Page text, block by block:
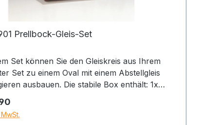
Prellbock-Gleis-Set
Set können Sie den Gleiskreis aus Ihrem
Set zu einem Oval mit einem Abstellgleis
ausbauen. Die stabile Box enthält: 1x
Gleis 1x Prellbock Epoche: ----------
G Warnhinweis: nur für